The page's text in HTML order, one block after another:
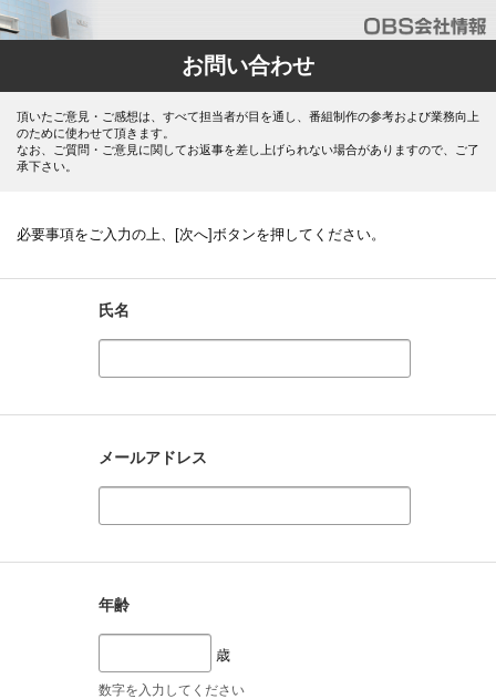
お問い合わせ
頂いたご意見・ご感想は、すべて担当者が目を通し、番組制作の参考および業務向上
のために使わせて頂きます。
なお、ご質問・ご意見に関してお返事を差し上げられない場合がありますので、ご了
承下さい。
必要事項をご入力の上、[次へ]ボタンを押してください。
氏名
メールアドレス
年齢
歳
数字を入力してください